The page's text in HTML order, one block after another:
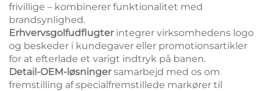
frivillige – kombinerer funktionalitet med
brandsynlighed.
Erhvervsgolfudflugter integrer virksomhedens logo
og beskeder i kundegaver eller promotionsartikler
for at efterlade et varigt indtryk på banen.
Detail-OEM-løsningersamarbejd med os om
fremstilling af specialfremstillede markører til